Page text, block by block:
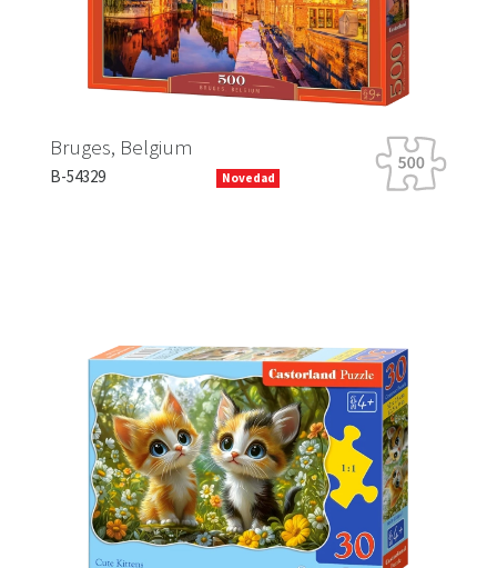
Bruges, Belgium
B-54329 Novedad